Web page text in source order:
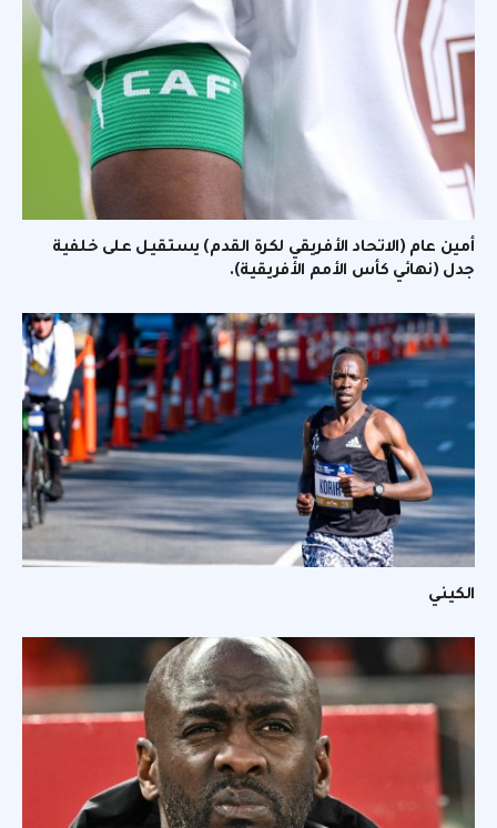
أمين عام (الاتحاد الأفريقي لكرة القدم) يستقيل على خلفية
جدل (نهائي كأس الأمم الأفريقية).
الكيني